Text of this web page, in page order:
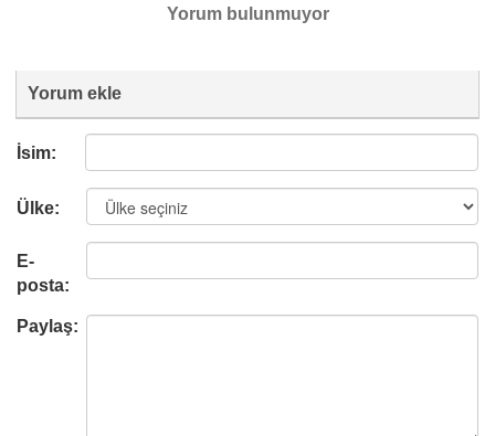
Yorum bulunmuyor
Yorum ekle
İsim:
Ülke:
E-
posta:
Paylaş: